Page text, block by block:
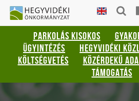
Gyorsbillentyűk
listája
Keresés:
"S"
Bejelentkezés:
HEGYVIDÉKI
PARKOLÁS KISOKOS
ÜGYINTÉZÉS
HEGYVIDÉKI
KÖLTSÉGVETÉS
KÖZÉRDEKŰ
TÁMOGATÁS